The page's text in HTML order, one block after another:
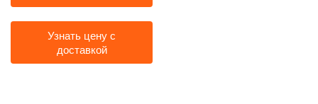
Узнать цену с
доставкой